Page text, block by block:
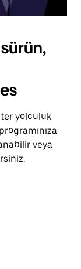
yolculuk
veya